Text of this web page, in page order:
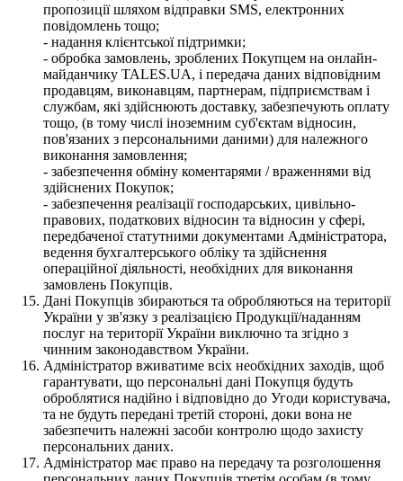
пропозиції шляхом відправки SMS, електронних
повідомлень тощо;
- надання клієнтської підтримки;
- обробка замовлень, зроблених Покупцем на онлайн-
майданчику TALES.UA, і передача даних відповідним
продавцям, виконавцям, партнерам, підприємствам і
службам, які здійснюють доставку, забезпечують оплату
тощо, (в тому числі іноземним суб'єктам відносин,
пов'язаних з персональними даними) для належного
виконання замовлення;
- забезпечення обміну коментарями / враженнями від
здійснених Покупок;
- забезпечення реалізації господарських, цивільно-
правових, податкових відносин та відносин у сфері,
передбаченої статутними документами Адміністратора,
ведення бухгалтерського обліку та здійснення
операційної діяльності, необхідних для виконання
замовлень Покупців.
Дані Покупців збираються та обробляються на території
України у зв'язку з реалізацією Продукції/наданням
послуг на території України виключно та згідно з
чинним законодавством України.
Адміністратор вживатиме всіх необхідних заходів, щоб
гарантувати, що персональні дані Покупця будуть
оброблятися надійно і відповідно до Угоди користувача,
та не будуть передані третій стороні, доки вона не
забезпечить належні засоби контролю щодо захисту
персональних даних.
Адміністратор має право на передачу та розголошення